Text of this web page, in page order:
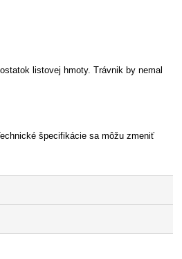
listovej hmoty. Trávnik by nemal
špecifikácie sa môžu zmeniť